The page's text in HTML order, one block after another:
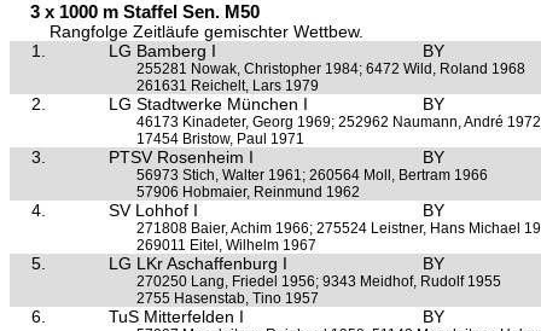
3 x 1000 m Staffel Sen. M50
Rangfolge Zeitläufe gemischter Wettbew.
1.
LG Bamberg I BY
255281 Nowak, Christopher 1984; 6472 Wild, Roland 1968
261631 Reichelt, Lars 1979
2. LG Stadtwerke München I BY
46173 Kinadeter, Georg 1969; 252962 Naumann, André 1972
17454 Bristow, Paul 1971
3. PTSV Rosenheim I BY
56973 Stich, Walter 1961; 260564 Moll, Bertram 1966
57906 Hobmaier, Reinmund 1962
4. SV Lohhof I BY
271808 Baier, Achim 1966; 275524 Leistner, Hans Michael
269011 Eitel, Wilhelm 1967
5. LG LKr Aschaffenburg I BY
270250 Lang, Friedel 1956; 9343 Meidhof, Rudolf 1955
2755 Hasenstab, Tino 1957
6. TuS Mitterfelden I BY